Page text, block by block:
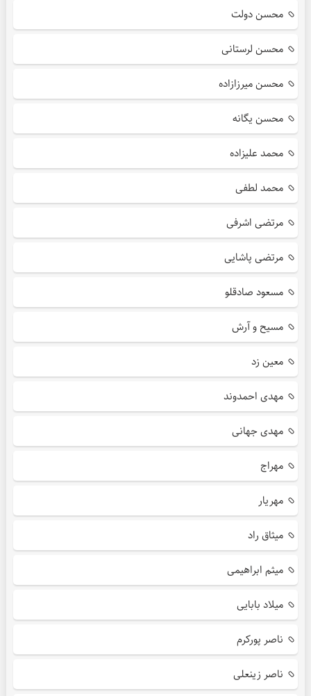
محسن دولت
محسن لرستانی
محسن میرزازاده
محسن یگانه
محمد علیزاده
محمد لطفی
مرتضی اشرفی
مرتضی پاشایی
مسعود صادقلو
مسیح و آرش
معین زد
مهدی احمدوند
مهدی جهانی
مهراج
مهریار
میثاق راد
میثم ابراهیمی
میلاد بابایی
ناصر پورکرم
ناصر زینعلی